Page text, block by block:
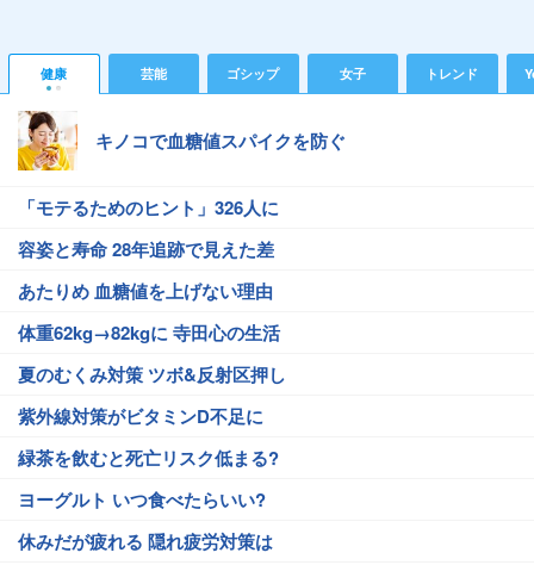
健康 芸能 ゴシップ 女子 トレンド
キノコで血糖値スパイクを防ぐ
「モテるためのヒント」326人に
容姿と寿命 28年追跡で見えた差
あたりめ 血糖値を上げない理由
体重62kg→82kgに 寺田心の生活
夏のむくみ対策 ツボ&反射区押し
紫外線対策がビタミンD不足に
緑茶を飲むと死亡リスク低まる?
ヨーグルト いつ食べたらいい?
休みだが疲れる 隠れ疲労対策は